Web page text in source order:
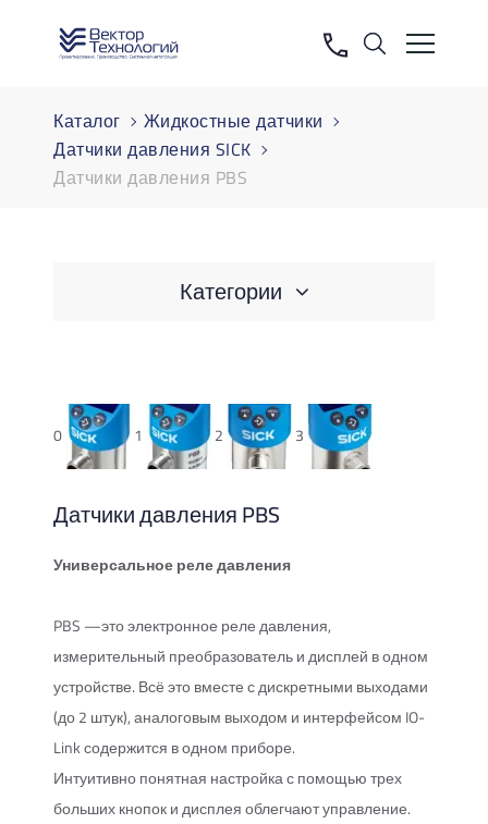
Каталог
Жидкостные датчики
Датчики давления SICK
Датчики давления PBS
Категории
0 1 2 3
Датчики давления PBS
Универсальное реле давления
PBS —это электронное реле давления,
измерительный преобразователь и дисплей в одном
устройстве. Всё это вместе с дискретными выходами
(до 2 штук), аналоговым выходом и интерфейсом IO-
Link содержится в одном приборе.
Интуитивно понятная настройка с помощью трех
больших кнопок и дисплея облегчают управление.